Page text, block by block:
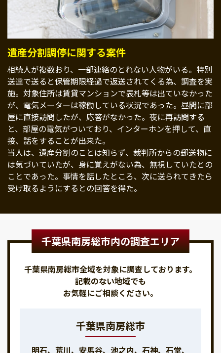
遺産分割調停に関する案件
相続人が複数おり、一部連絡のとれない人物がいる。特別
送達で送ると保管期限経過で返送されてくる為、調査を実
施。対象住所は賃貸マンションで表札等は出ていなかった
が、電気メーターは稼働している状況であった。昼間に部
屋に直接訪問したが、応答がなかった。夜に再訪問する
と、部屋の電気がついており、インターホンを押して、直
接、話をすることが出来た。
当人は、遺産分割のことは知らず、裁判所からの郵送物に
は気づいていたが、身に覚えがない為、無視していたとの
ことであった。事情を話したところ、次に送られてきたら
受け取るようにするとの回答を得た。
千葉県南房総市内の調査エリア
千葉県南房総市全域を対象に調査しております。
記載のない地域でも
お気軽にご相談ください。
千葉県南房総市
明石、荒川、安馬谷、池之内、石神、石堂、